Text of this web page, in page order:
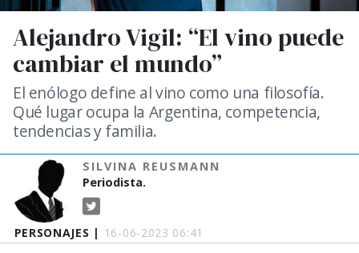
PERSONAJES | 16-06-2023 06:41
Alejandro Vigil: “El vino puede
cambiar el mundo”
El enólogo define al vino como una filosofía.
Qué lugar ocupa la Argentina, competencia,
tendencias y familia.
SILVINA REUSMANN
Periodista.